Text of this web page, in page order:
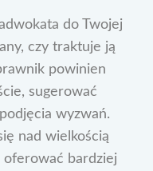
do Twojej
czy traktuje ją
powinien
sugerować
wyzwań.
nad wielkością
oferować bardziej